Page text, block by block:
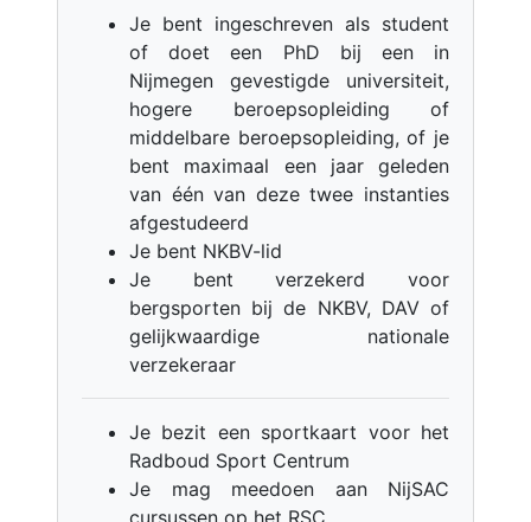
Je bent ingeschreven als student
of doet een PhD bij een in
Nijmegen gevestigde universiteit,
hogere beroepsopleiding of
middelbare beroepsopleiding, of je
bent maximaal een jaar geleden
van één van deze twee instanties
afgestudeerd
Je bent NKBV-lid
Je bent verzekerd voor
bergsporten bij de NKBV, DAV of
gelijkwaardige nationale
verzekeraar
Je bezit een sportkaart voor het
Radboud Sport Centrum
Je mag meedoen aan NijSAC
cursussen op het RSC